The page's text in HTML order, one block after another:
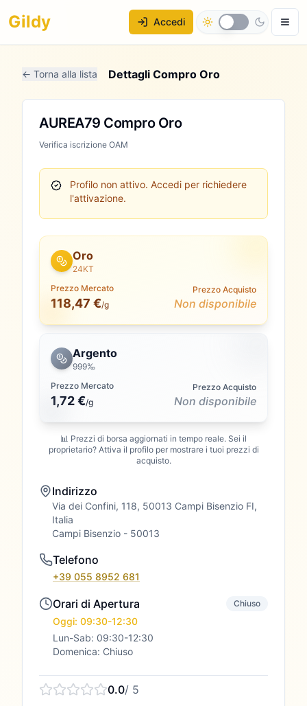
Gildy Accedi
← Torna alla lista Dettagli Compro Oro
AUREA79 Compro Oro
Verifica iscrizione OAM
Profilo non attivo. Accedi per richiedere
l'attivazione.
Oro
24KT
Prezzo Mercato
118,47 €/g
Prezzo Acquisto
Non disponibile
Argento
999‰
Prezzo Mercato
1,72 €/g
Prezzo Acquisto
Non disponibile
📊 Prezzi di borsa aggiornati in tempo reale. Sei il
proprietario? Attiva il profilo per mostrare i tuoi prezzi di
acquisto.
Indirizzo
Via dei Confini, 118, 50013 Campi Bisenzio FI,
Italia
Campi Bisenzio- 50013
Telefono
+39 055 8952 681
Orari di Apertura Chiuso
Oggi: 09:30-12:30
Lun-Sab: 09:30-12:30
Domenica: Chiuso
0.0/ 5